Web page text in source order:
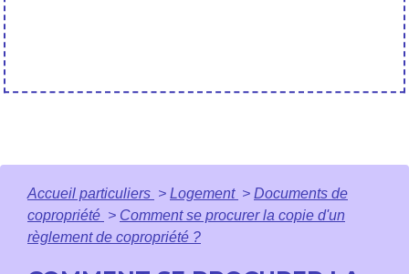
Accueil particuliers > Logement > Documents de
copropriété > Comment se procurer la copie d'un
règlement de copropriété ?